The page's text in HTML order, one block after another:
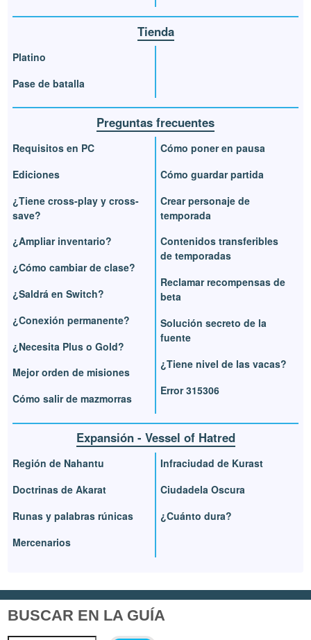
Tienda
Platino
Pase de batalla
Preguntas frecuentes
Requisitos en PC
Ediciones
¿Tiene cross-play y cross-
save?
¿Ampliar inventario?
¿Cómo cambiar de clase?
¿Saldrá en Switch?
¿Conexión permanente?
¿Necesita Plus o Gold?
Mejor orden de misiones
Cómo salir de mazmorras
Cómo poner en pausa
Cómo guardar partida
Crear personaje de
temporada
Contenidos transferibles
de temporadas
Reclamar recompensas de
beta
Solución secreto de la
fuente
¿Tiene nivel de las vacas?
Error 315306
Expansión - Vessel of Hatred
Región de Nahantu
Doctrinas de Akarat
Runas y palabras rúnicas
Mercenarios
Infraciudad de Kurast
Ciudadela Oscura
¿Cuánto dura?
BUSCAR EN LA GUÍA